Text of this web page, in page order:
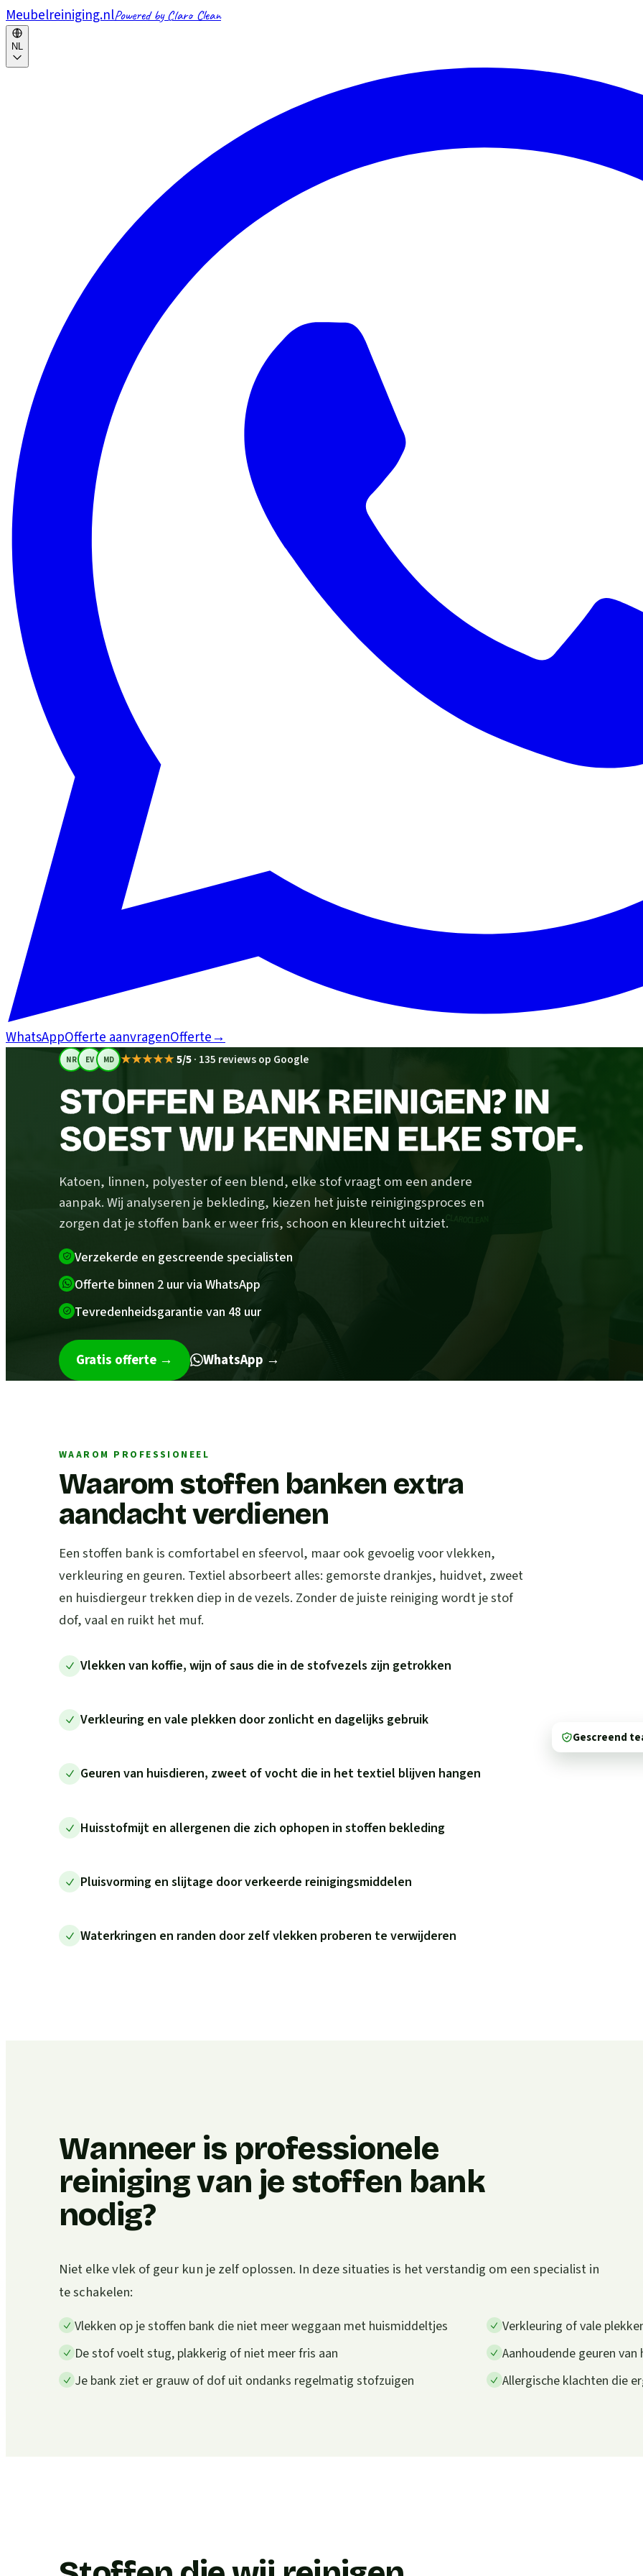
Meubelreiniging.nlPowered by Claro Clean
NL
WhatsAppOfferte aanvragenOfferte→
NR EV MD ★★★★★5/5· 135 reviews op Google
STOFFEN BANK REINIGEN? IN
SOEST WIJ KENNEN ELKE STOF.
Katoen, linnen, polyester of een blend, elke stof vraagt om een andere
aanpak. Wij analyseren je bekleding, kiezen het juiste reinigingsproces en
zorgen dat je stoffen bank er weer fris, schoon en kleurecht uitziet.
Verzekerde en gescreende specialisten
Offerte binnen 2 uur via WhatsApp
Tevredenheidsgarantie van 48 uur
Gratis offerte → WhatsApp →
WAAROM PROFESSIONEEL
Waarom stoffen banken extra
aandacht verdienen
Een stoffen bank is comfortabel en sfeervol, maar ook gevoelig voor vlekken,
verkleuring en geuren. Textiel absorbeert alles: gemorste drankjes, huidvet, zweet
en huisdiergeur trekken diep in de vezels. Zonder de juiste reiniging wordt je stof
dof, vaal en ruikt het muf.
Vlekken van koffie, wijn of saus die in de stofvezels zijn getrokken
Verkleuring en vale plekken door zonlicht en dagelijks gebruik
Geuren van huisdieren, zweet of vocht die in het textiel blijven hangen
Huisstofmijt en allergenen die zich ophopen in stoffen bekleding
Pluisvorming en slijtage door verkeerde reinigingsmiddelen
Waterkringen en randen door zelf vlekken proberen te verwijderen
Gescreend
Wanneer is professionele
reiniging van je stoffen bank
nodig?
Niet elke vlek of geur kun je zelf oplossen. In deze situaties is het verstandig om een specialist in
te schakelen:
Vlekken op je stoffen bank die niet meer weggaan met huismiddeltjes
Verkleuring of vale
De stof voelt stug, plakkerig of niet meer fris aan
Aanhoudende geuren
Je bank ziet er grauw of dof uit ondanks regelmatig stofzuigen
Allergische klachten die